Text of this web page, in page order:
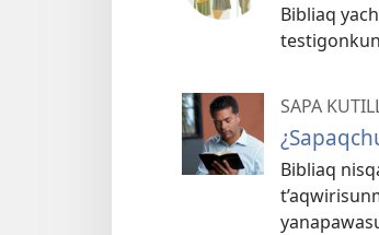
Bibliaq
SAPA
Bibliaq